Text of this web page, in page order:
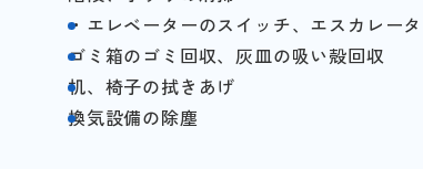
・エレベーターのスイッチ、エスカレー
ゴミ箱のゴミ回収、灰皿の吸い殻回収
机、椅子の拭きあげ
換気設備の除塵